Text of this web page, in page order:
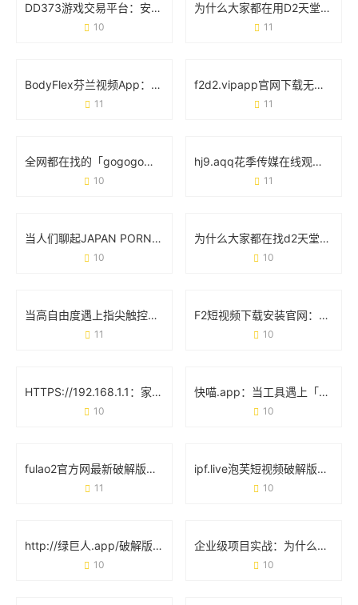
DD373游戏交易平台：安全、高效与玩家信赖的虚拟经济枢纽
10
为什么大家都在用D2天堂成版人短视频app无限版？这5点说透了
11
BodyFlex芬兰视频App：重新定义你的健身方式
11
f2d2.vipapp官网下载无限看：你的随身娱乐宝库
11
全网都在找的「gogogo免费高清完整版」，到底有多香？
10
hj9.aqq花季传媒在线观看：年轻人的娱乐新选择
11
当人们聊起JAPAN PORN XXX时 他们究竟在关注什么？
10
为什么大家都在找d2天堂污app下载官网版？看完这篇你就懂了
10
当高自由度遇上指尖触控：聊聊**Honey Select2手机版**的真实体验
11
F2短视频下载安装官网：轻松获取官方资源，解锁海量视频玩法
10
HTTPS://192.168.1.1：家庭网络的“控制台”与使用避坑指南
10
快喵.app：当工具遇上「无感化」体验会发生什么？
10
fulao2官方网最新破解版：实测体验与用户真实反馈
11
ipf.live泡芙短视频破解版下载安装：这些细节你可能还不知道
10
http://绿巨人.app/破解版：用户明知风险却不愿放弃的真相
10
企业级项目实战：为什么选择JSP成品网站能省下60%开发时间？
10